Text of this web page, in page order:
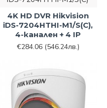
4K HD DVR Hikvision
iDS-7204HTHI-M1/S(C),
4-канален + 4 IP
€284.06 (546.24лв.)